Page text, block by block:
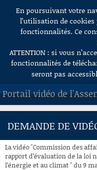
Aller au contenu
En poursuivant votre
l’utilisation de
fonctionnalités. Ce
ATTENTION : si vous
fonctionnalités de
seront pas
Portail vidéo de
ACCUEIL
À LA DEMANDE
DEMANDE DE
La vidéo "Commission des
rapport d’évaluation de la loi
l’énergie et au climat " du 9